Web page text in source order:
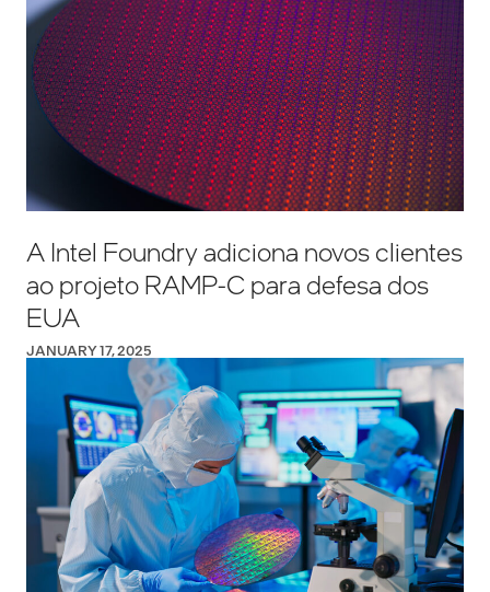
A Intel Foundry adiciona novos clientes
ao projeto RAMP-C para defesa dos
EUA
JANUARY 17, 2025